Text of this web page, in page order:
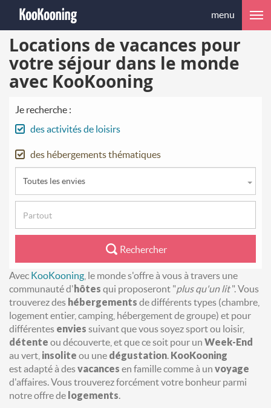
menu
Locations de vacances pour
votre séjour dans le monde
avec KooKooning
Je recherche :
des activités de loisirs
des hébergements thématiques
Toutes les envies
Rechercher
Avec KooKooning , le monde s'offre à vous à travers une
communauté d'hôtes qui proposeront "plus qu'un lit". Vous
trouverez des hébergements de différents types (chambre,
logement entier, camping, hébergement de groupe) et pour
différentes envies suivant que vous soyez sport ou loisir,
détente ou découverte, et que ce soit pour un Week-End
au vert, insolite ou une dégustation. KooKooning
est adapté à desvacances en famille comme à un voyage
d'affaires. Vous trouverez forcément votre bonheur parmi
notre offre de logements.